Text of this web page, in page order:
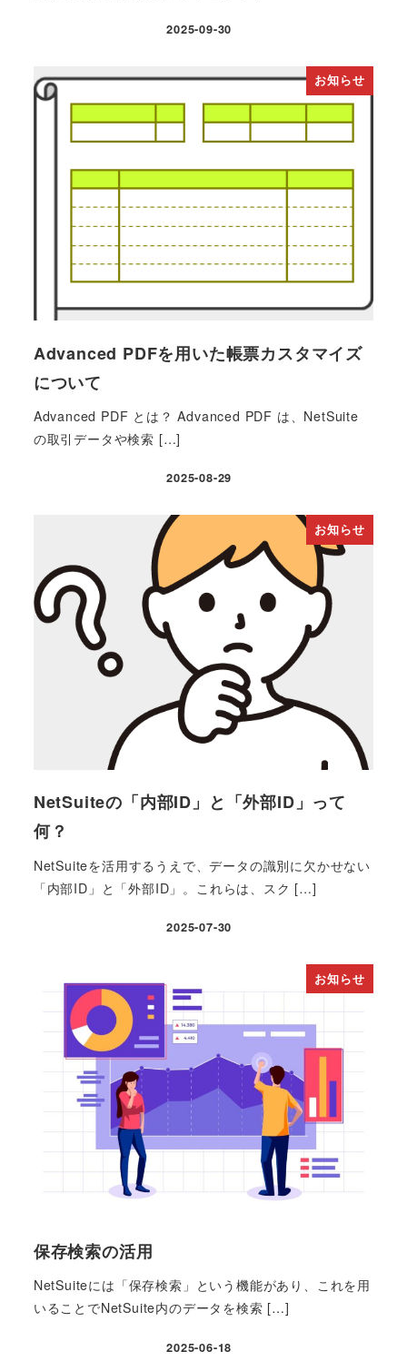
投稿日
2025-09-30
お知らせ
Advanced PDFを用いた帳票カスタマイズ
について
Advanced PDF とは？ Advanced PDF は、NetSuite
の取引データや検索 […]
投稿日
2025-08-29
お知らせ
NetSuiteの「内部ID」と「外部ID」って
何？
NetSuiteを活用するうえで、データの識別に欠かせない
「内部ID」と「外部ID」。これらは、スク […]
投稿日
2025-07-30
お知らせ
保存検索の活用
NetSuiteには「保存検索」という機能があり、これを用
いることでNetSuite内のデータを検索 […]
投稿日
2025-06-18